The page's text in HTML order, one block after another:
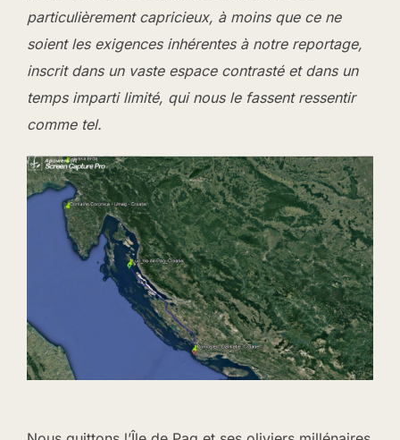
particulièrement capricieux, à moins que ce ne
soient les exigences inhérentes à notre reportage,
inscrit dans un vaste espace contrasté et dans un
temps imparti limité, qui nous le fassent ressentir
comme tel.